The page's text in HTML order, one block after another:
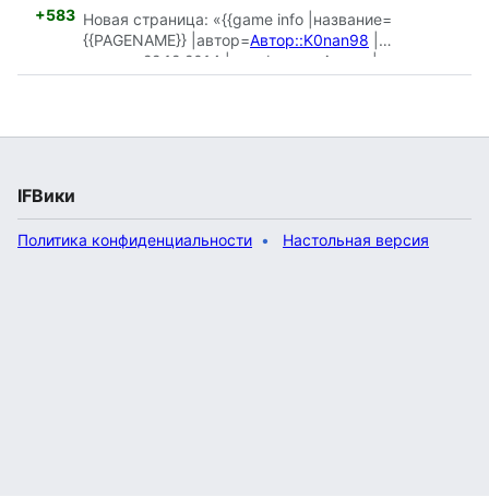
+583 Новая страница: «{{game info |название=
{{PAGENAME}} |автор=Автор::K0nan98
вышла=22.12.2014 |платформа=Аперо |
IFВики
Политика конфиденциальности Настольная версия